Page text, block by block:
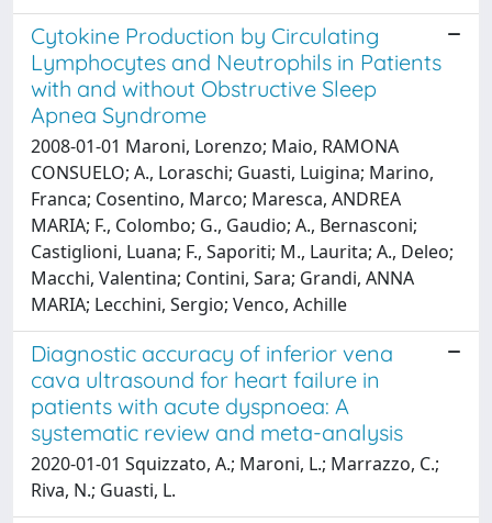
Cytokine Production by Circulating
Lymphocytes and Neutrophils in Patients
with and without Obstructive Sleep
Apnea Syndrome
2008-01-01 Maroni, Lorenzo; Maio, RAMONA
CONSUELO; A., Loraschi; Guasti, Luigina; Marino,
Franca; Cosentino, Marco; Maresca, ANDREA
MARIA; F., Colombo; G., Gaudio; A., Bernasconi;
Castiglioni, Luana; F., Saporiti; M., Laurita; A., Deleo;
Macchi, Valentina; Contini, Sara; Grandi, ANNA
MARIA; Lecchini, Sergio; Venco, Achille
Diagnostic accuracy of inferior vena
cava ultrasound for heart failure in
patients with acute dyspnoea: A
systematic review and meta-analysis
2020-01-01 Squizzato, A.; Maroni, L.; Marrazzo, C.;
Riva, N.; Guasti, L.